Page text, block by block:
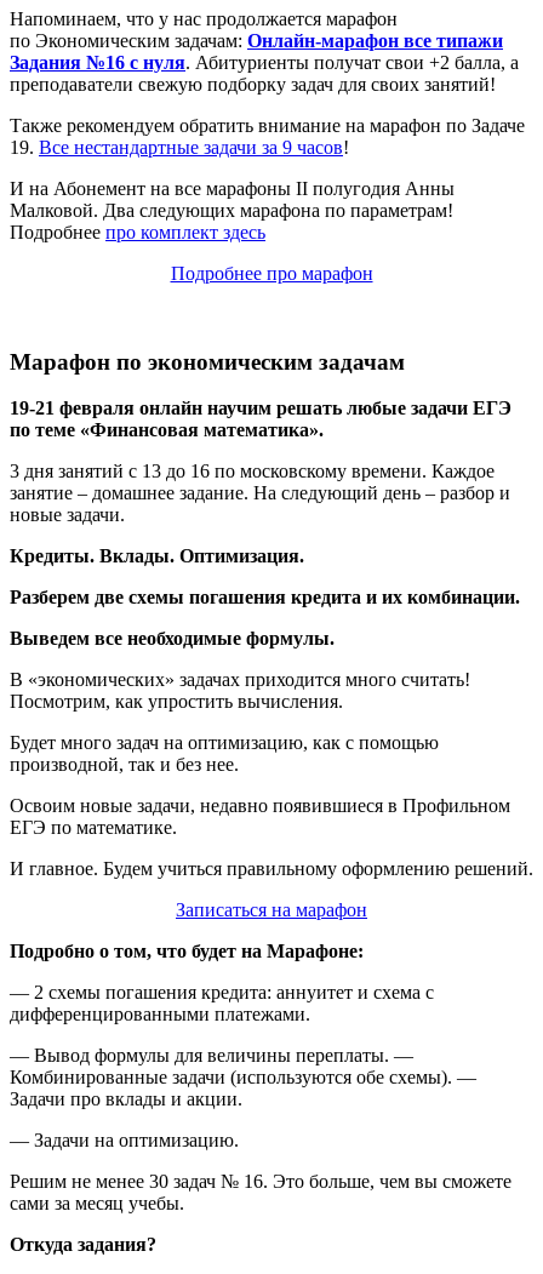
Напоминаем, что у нас продолжается марафон
по Экономическим задачам: Онлайн-марафон все типажи
Задания №16 с нуля. Абитуриенты получат свои +2 балла, а
преподаватели свежую подборку задач для своих занятий!
Также рекомендуем обратить внимание на марафон по Задаче
19. Все нестандартные задачи за 9 часов!
И на Абонемент на все марафоны II полугодия Анны
Малковой. Два следующих марафона по параметрам!
Подробнее про комплект здесь
Подробнее про марафон
Марафон по экономическим задачам
19-21 февраля онлайн научим решать любые задачи ЕГЭ
по теме «Финансовая математика».
3 дня занятий с 13 до 16 по московскому времени. Каждое
занятие – домашнее задание. На следующий день – разбор и
новые задачи.
Кредиты. Вклады. Оптимизация.
Разберем две схемы погашения кредита и их комбинации.
Выведем все необходимые формулы.
В «экономических» задачах приходится много считать!
Посмотрим, как упростить вычисления.
Будет много задач на оптимизацию, как с помощью
производной, так и без нее.
Освоим новые задачи, недавно появившиеся в Профильном
ЕГЭ по математике.
И главное. Будем учиться правильному оформлению решений.
Записаться на марафон
Подробно о том, что будет на Марафоне:
— 2 схемы погашения кредита: аннуитет и схема с
дифференцированными платежами.
— Вывод формулы для величины переплаты. —
Комбинированные задачи (используются обе схемы). —
Задачи про вклады и акции.
— Задачи на оптимизацию.
Решим не менее 30 задач № 16. Это больше, чем вы сможете
сами за месяц учебы.
Откуда задания?